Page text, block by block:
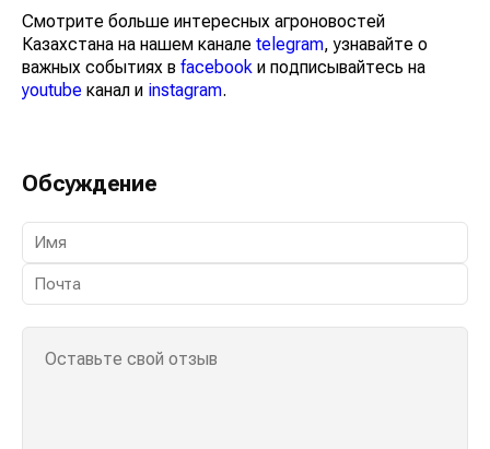
Смотрите больше интересных агроновостей
Казахстана на нашем канале telegram, узнавайте о
важных событиях в facebook и подписывайтесь на
youtube канал и instagram.
Обсуждение